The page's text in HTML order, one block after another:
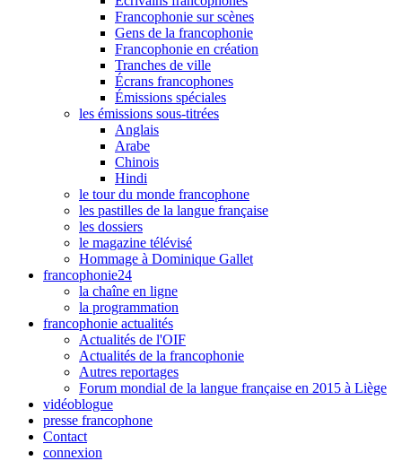
Francophonie sur scènes
Gens de la francophonie
Francophonie en création
Tranches de ville
Écrans francophones
Émissions spéciales
les émissions sous-titrées
Anglais
Arabe
Chinois
Hindi
le tour du monde francophone
les pastilles de la langue française
les dossiers
le magazine télévisé
Hommage à Dominique Gallet
francophonie24
la chaîne en ligne
la programmation
francophonie actualités
Actualités de l'OIF
Actualités de la francophonie
Autres reportages
Forum mondial de la langue française en 2015 à Liège
vidéoblogue
presse francophone
Contact
connexion